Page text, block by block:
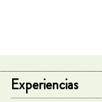
Experiencias